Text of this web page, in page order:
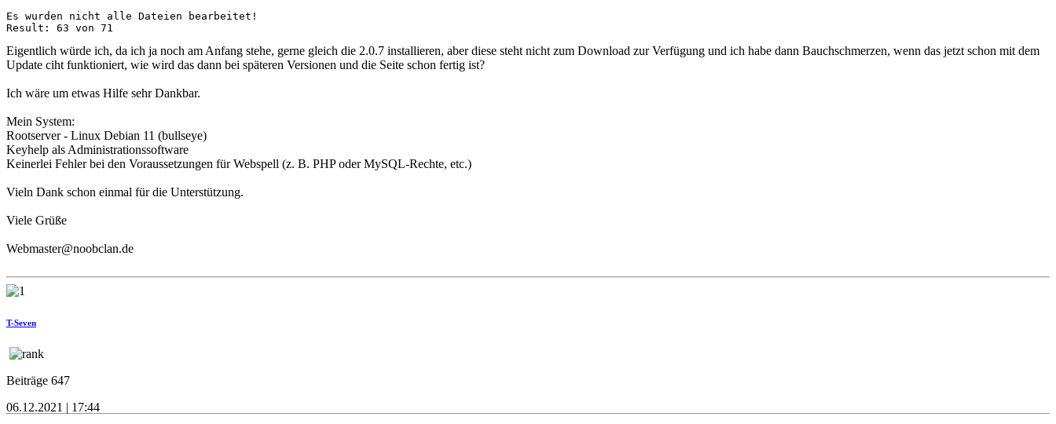
Es wurden nicht alle Dateien bearbeitet!
Result: 63 von 71
Eigentlich würde ich, da ich ja noch am Anfang stehe, gerne gleich die 2.0.7 installieren, aber diese steht nicht zum Download zur Verfügung und ich habe dann Bauchschmerzen, wenn das jetzt schon mit dem
Update ciht funktioniert, wie wird das dann bei späteren Versionen und die Seite schon fertig ist?
Ich wäre um etwas Hilfe sehr Dankbar.
Mein System:
Rootserver - Linux Debian 11 (bullseye)
Keyhelp als Administrationssoftware
Keinerlei Fehler bei den Voraussetzungen für Webspell (z. B. PHP oder MySQL-Rechte, etc.)
Vieln Dank schon einmal für die Unterstützung.
Viele Grüße
Webmaster@noobclan.de
T-Seven
Beiträge 647
06.12.2021 | 17:44